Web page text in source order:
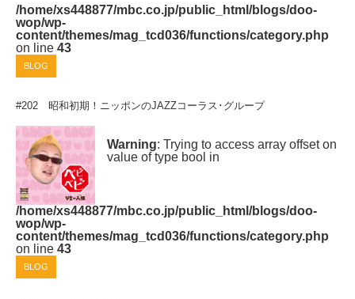
/home/xs448877/mbc.co.jp/public_html/blogs/doo-
wop/wp-
content/themes/mag_tcd036/functions/category.php
on line 43
BLOG
#202 昭和初期！ニッポンのJAZZコーラス･グループ
Warning: Trying to access array offset on
value of type bool in
/home/xs448877/mbc.co.jp/public_html/blogs/doo-
wop/wp-
content/themes/mag_tcd036/functions/category.php
on line 43
BLOG